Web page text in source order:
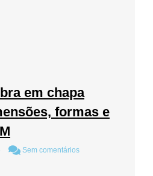
em chapa
formas e
Sem comentários